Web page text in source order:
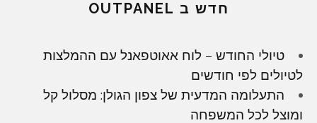
חדש ב OUTPANEL
טיולי החודש – לוח אאוטפאנל עם ההמלצות
לטיולים לפי חודשים
התעלומה המדעית של צפון הגולן: מסלול קל
ומוצל לכל המשפחה